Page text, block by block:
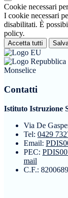
Cookie necessari
I cookie necessari
disabilitati. È
policy.
Accetta tutti
Monselice
Contatti
Istituto Istruzione
Via De
Tel: 0429
Email:
PEC:
mail
C.F.: